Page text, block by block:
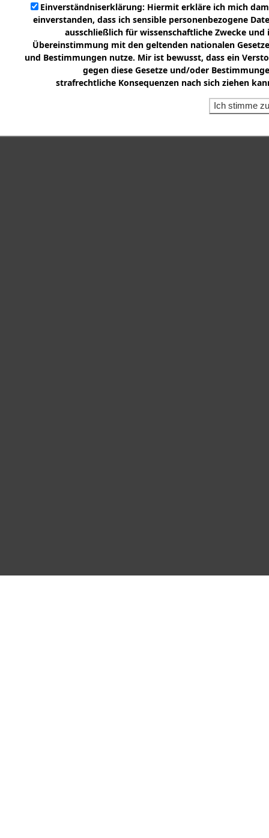
Einverständniserklärung: Hiermit erkläre ich mich
einverstanden, dass ich sensible personenbezogene
ausschließlich für wissenschaftliche Zwecke und
Übereinstimmung mit den geltenden nationalen
und Bestimmungen nutze. Mir ist bewusst, dass ein
gegen diese Gesetze und/oder
strafrechtliche Konsequenzen nach sich ziehen
Ich stimme